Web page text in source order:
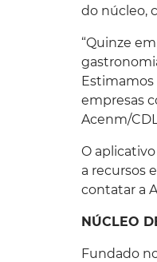
do núcleo,
“Quinze
Estimamos
empresas
Acenm/
O
a recursos
contatar a
NÚCLEO
Fundado